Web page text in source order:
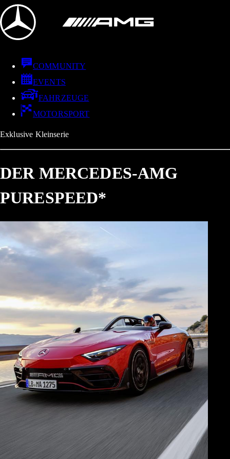
COMMUNITY
EVENTS
FAHRZEUGE
MOTORSPORT
Exklusive Kleinserie
DER MERCEDES-AMG
PURESPEED*